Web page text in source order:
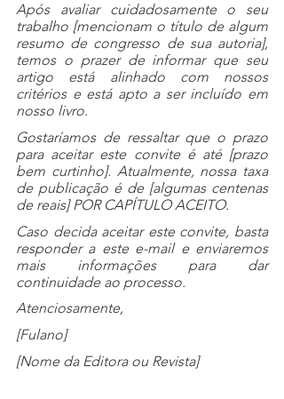
Após avaliar cuidadosamente o seu
trabalho [mencionam o título de algum
resumo de congresso de sua autoria],
temos o prazer de informar que seu
artigo está alinhado com nossos
critérios e está apto a ser incluído em
nosso livro.
Gostaríamos de ressaltar que o prazo
para aceitar este convite é até [prazo
bem curtinho]. Atualmente, nossa taxa
de publicação é de [algumas centenas
de reais] POR CAPÍTULO ACEITO.
Caso decida aceitar este convite, basta
responder a este e-mail e enviaremos
mais informações para dar
continuidade ao processo.
Atenciosamente,
[Fulano]
[Nome da Editora ou Revista]